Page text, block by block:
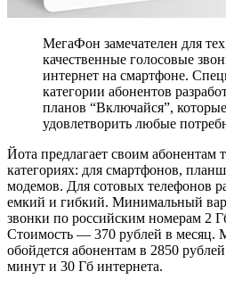
МегаФон замечателен для
качественные голосовые
интернет на смартфоне.
категории абонентов
планов “Включайся”,
удовлетворить любые
Йота предлагает своим абонентам
категориях: для смартфонов,
модемов. Для сотовых телефонов
емкий и гибкий. Минимальный
звонки по российским номерам 2
Стоимость — 370 рублей в месяц.
обойдется абонентам в 2850
минут и 30 Гб интернета.